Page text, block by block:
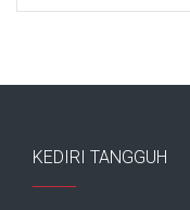
KEDIRI TANGGUH